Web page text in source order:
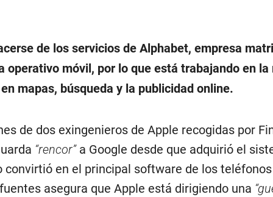
de los servicios de Alphabet, empresa
operativo móvil, por lo que está trabajando en la
mapas, búsqueda y la publicidad online.
de dos exingenieros de Apple recogidas por
“rencor”a Google desde que adquirió el
convirtió en el principal software de los
asegura que Apple está dirigiendo una